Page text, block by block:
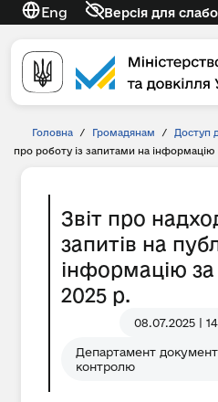
Eng Версія для
Головна / Громадянам / Доступ
про роботу із запитами на інформацію
Звіт про
запитів на
інформацію
2025 р.
08.07.2025 |
Департамент
контролю